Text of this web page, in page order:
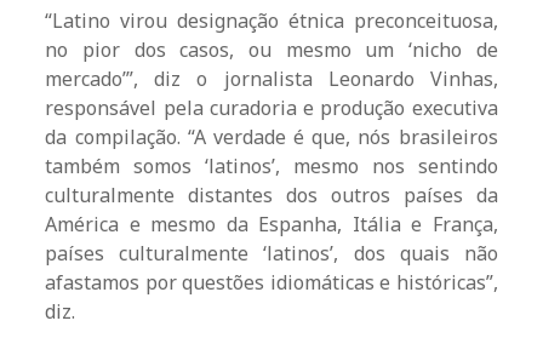
“Latino virou designação étnica preconceituosa,
no pior dos casos, ou mesmo um ‘nicho de
mercado’”, diz o jornalista Leonardo Vinhas,
responsável pela curadoria e produção executiva
da compilação. “A verdade é que, nós brasileiros
também somos ‘latinos’, mesmo nos sentindo
culturalmente distantes dos outros países da
América e mesmo da Espanha, Itália e França,
países culturalmente ‘latinos’, dos quais não
afastamos por questões idiomáticas e históricas”,
diz.